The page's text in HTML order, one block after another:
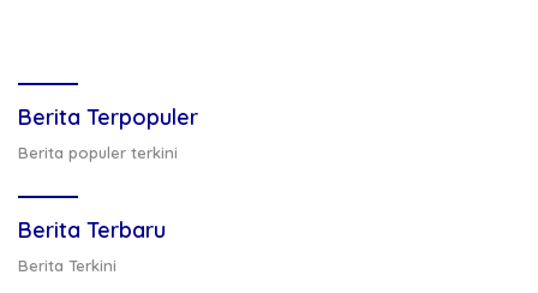
Berita Terpopuler
Berita populer terkini
Berita Terbaru
Berita Terkini